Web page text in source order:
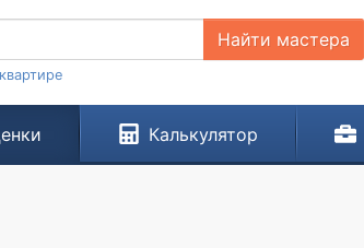
Найти мастера
Калькулятор